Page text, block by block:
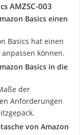
AMZSC-003
Basics einen
Basics hat einen
können.
Basics in die
der
Anforderungen
von Amazon